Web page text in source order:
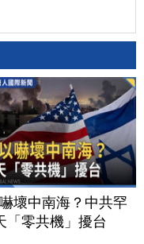
壞中南海？中共罕
「零共機」擾台